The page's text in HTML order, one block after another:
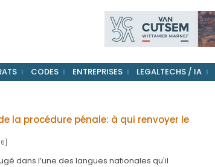
CODES ENTREPRISES LEGALTECHS / IA
la procédure pénale: à qui renvoyer le
dans l’une des langues nationales qu'il